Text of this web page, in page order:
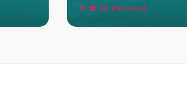
0 (0 Reviews)